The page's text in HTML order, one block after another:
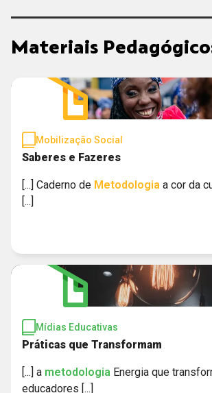
Materiais
Mobilização Social
Saberes e Fazeres
[...] Caderno de Metodologia a cor da
[...]
Mídias Educativas
Práticas que Transformam
[...] a metodologia Energia que
educadores [...]